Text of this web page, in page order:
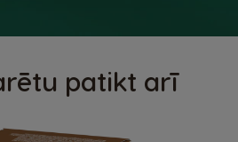
patikt arī